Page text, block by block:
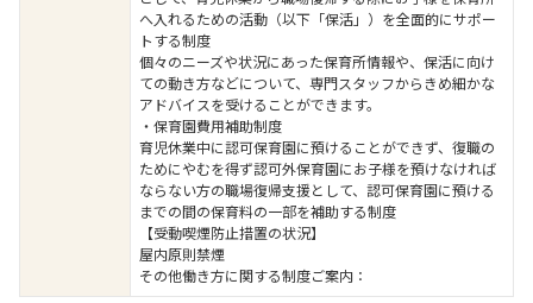
へ入れるための活動（以下「保活」）を全面的にサポー
トする制度
個々のニーズや状況にあった保育所情報や、保活に向け
ての動き方などについて、専門スタッフからきめ細かな
アドバイスを受けることができます。
・保育園費用補助制度
育児休業中に認可保育園に預けることができず、復職の
ためにやむを得ず認可外保育園にお子様を預けなければ
ならない方の職場復帰支援として、認可保育園に預ける
までの間の保育料の一部を補助する制度
【受動喫煙防止措置の状況】
屋内原則禁煙
その他働き方に関する制度ご案内：